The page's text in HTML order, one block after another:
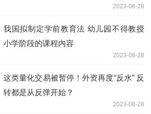
2023-08-28
我国拟制定学前教育法 幼儿园不得教授
小学阶段的课程内容
2023-08-28
这类量化交易被暂停！外资再度“反水” 反
转都是从反弹开始？
2023-08-28